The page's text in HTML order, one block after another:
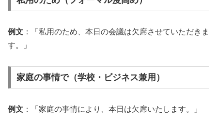
例文 ：「私用のため、本日の会議は欠席させていただきま
す。」
家庭の事情で（学校・ビジネス兼用）
例文 ：「家庭の事情により、本日は欠席いたします。」